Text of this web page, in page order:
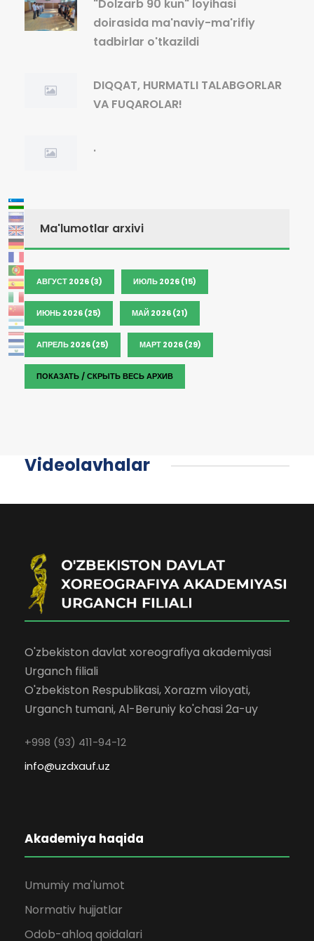
"Dolzarb 90 kun" loyihasi
doirasida ma'naviy-ma'rifiy
tadbirlar o'tkazildi
DIQQAT, HURMATLI TALABGORLAR
VA FUQAROLAR!
.
Ma'lumotlar arxivi
АВГУСТ 2026 (3) ИЮЛЬ 2026 (15)
ИЮНЬ 2026 (25) МАЙ 2026 (21)
АПРЕЛЬ 2026 (25) МАРТ 2026 (29)
ПОКАЗАТЬ / СКРЫТЬ ВЕСЬ АРХИВ
Videolavhalar
O'zbekiston davlat xoreografiya akademiyasi
Urganch filiali
O'zbekiston Respublikasi, Xorazm viloyati,
Urganch tumani, Al-Beruniy ko'chasi 2a-uy
+998 (93) 411-94-12
info@uzdxauf.uz
Akademiya haqida
Umumiy ma'lumot
Normativ hujjatlar
Odob-ahloq qoidalari